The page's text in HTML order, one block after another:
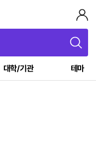
대학/기관 테마